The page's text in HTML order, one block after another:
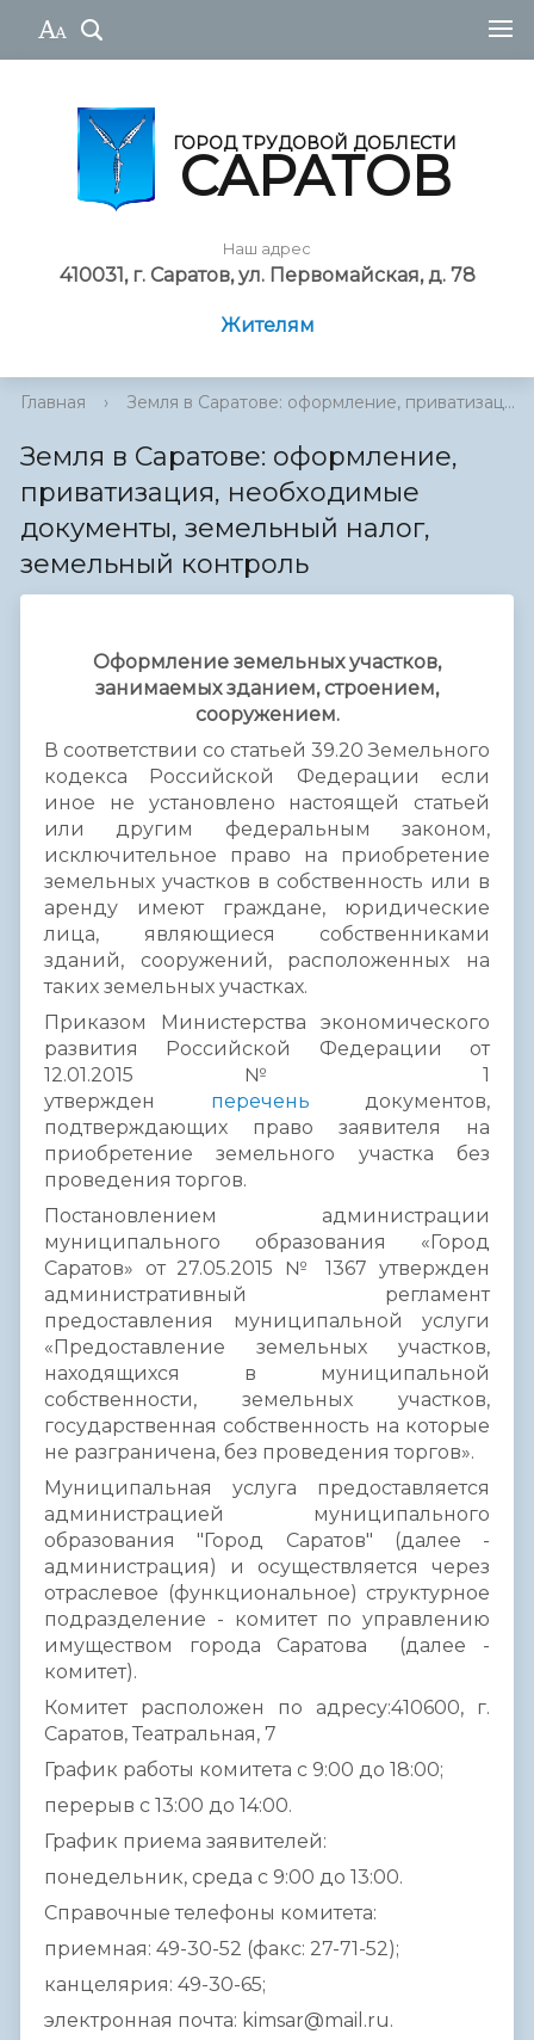
ГОРОД ТРУДОВОЙ ДОБЛЕСТИ
САРАТОВ
Наш адрес
410031, г. Саратов, ул. Первомайская, д. 78
Жителям
Главная › Земля в Саратове: оформление, приватизац...
Земля в Саратове: оформление,
приватизация, необходимые
документы, земельный налог,
земельный контроль
Оформление земельных участков,
занимаемых зданием, строением,
сооружением.
В соответствии со статьей 39.20 Земельного
кодекса Российской Федерации если
иное не установлено настоящей статьей
или другим федеральным законом,
исключительное право на приобретение
земельных участков в собственность или в
аренду имеют граждане, юридические
лица, являющиеся собственниками
зданий, сооружений, расположенных на
таких земельных участках.
Приказом Министерства экономического
развития Российской Федерации от
12.01.2015 № 1
утвержден перечень документов,
подтверждающих право заявителя на
приобретение земельного участка без
проведения торгов.
Постановлением администрации
муниципального образования «Город
Саратов» от 27.05.2015 № 1367 утвержден
административный регламент
предоставления муниципальной услуги
«Предоставление земельных участков,
находящихся в муниципальной
собственности, земельных участков,
государственная собственность на которые
не разграничена, без проведения торгов».
Муниципальная услуга предоставляется
администрацией муниципального
образования "Город Саратов" (далее -
администрация) и осуществляется через
отраслевое (функциональное) структурное
подразделение - комитет по управлению
имуществом города Саратова (далее -
комитет).
Комитет расположен по адресу:410600, г.
Саратов, Театральная, 7
График работы комитета с 9:00 до 18:00;
перерыв с 13:00 до 14:00.
График приема заявителей:
понедельник, среда с 9:00 до 13:00.
Справочные телефоны комитета:
приемная: 49-30-52 (факс: 27-71-52);
канцелярия: 49-30-65;
электронная почта: kimsar@mail.ru.